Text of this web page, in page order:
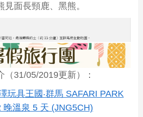
面長頸鹿、黑熊。
31/05/2019更新）：
玩具王國‧群馬 SAFARI PARK
晚溫泉 5 天 (JNG5CH)